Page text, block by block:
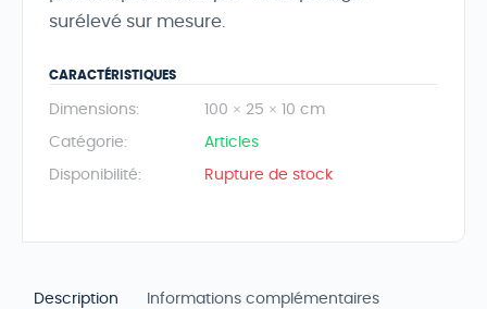
surélevé sur mesure.
CARACTÉRISTIQUES
Dimensions: 100 × 25 × 10 cm
Catégorie: Articles
Disponibilité: Rupture de stock
Description Informations complémentaires